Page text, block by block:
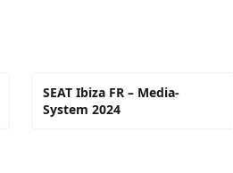
SEAT Ibiza FR – Media-
System 2024